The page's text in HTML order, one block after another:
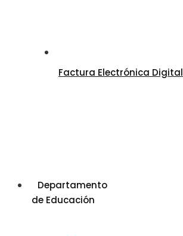
Factura Electrónica Digital
Departamento
de Educación